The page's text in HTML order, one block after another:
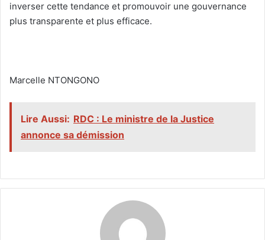
inverser cette tendance et promouvoir une gouvernance
plus transparente et plus efficace.
‎Marcelle NTONGONO
Lire Aussi: RDC : Le ministre de la Justice
annonce sa démission